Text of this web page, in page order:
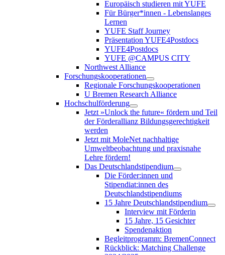
Europäisch studieren mit YUFE
Für Bürger*innen - Lebenslanges
Lernen
YUFE Staff Journey
Präsentation YUFE4Postdocs
YUFE4Postdocs
YUFE @CAMPUS CITY
Northwest Alliance
Forschungskooperationen
Regionale Forschungskooperationen
U Bremen Research Alliance
Hochschulförderung
Jetzt »Unlock the future« fördern und Teil
der Förderallianz Bildungsgerechtigkeit
werden
Jetzt mit MoleNet nachhaltige
Umweltbeobachtung und praxisnahe
Lehre fördern!
Das Deutschlandstipendium
Die Förder:innen und
Stipendiat:innen des
Deutschlandstipendiums
15 Jahre Deutschlandstipendium
Interview mit Förderin
15 Jahre, 15 Gesichter
Spendenaktion
Begleitprogramm: BremenConnect
Rückblick: Matching Challenge